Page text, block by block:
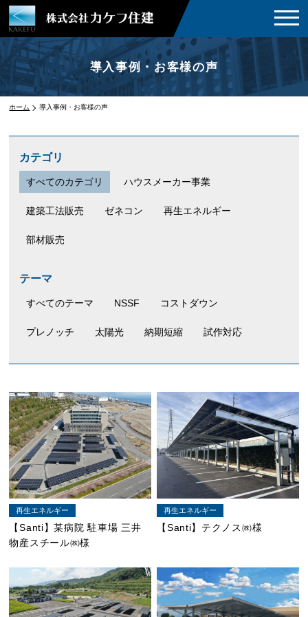
導入事例・お客様の声
ホーム 導入事例・お客様の声
カテゴリ
すべてのカテゴリ ハウスメーカー事業
建築工法販売 ゼネコン 再生エネルギー
部材販売
テーマ
すべてのテーマ NSSF コストダウン
プレノッチ 太陽光 納期短縮 試作対応
再生エネルギー
【Santi】某病院 駐車場 三井
物産スチール㈱様
再生エネルギー
【Santi】テクノス㈱様